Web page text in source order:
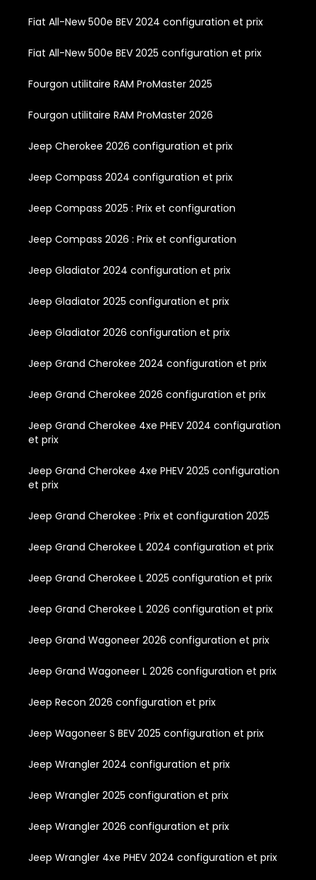
Fiat All-New 500e BEV 2024 configuration et prix
Fiat All-New 500e BEV 2025 configuration et prix
Fourgon utilitaire RAM ProMaster 2025
Fourgon utilitaire RAM ProMaster 2026
Jeep Cherokee 2026 configuration et prix
Jeep Compass 2024 configuration et prix
Jeep Compass 2025 : Prix et configuration
Jeep Compass 2026 : Prix et configuration
Jeep Gladiator 2024 configuration et prix
Jeep Gladiator 2025 configuration et prix
Jeep Gladiator 2026 configuration et prix
Jeep Grand Cherokee 2024 configuration et prix
Jeep Grand Cherokee 2026 configuration et prix
Jeep Grand Cherokee 4xe PHEV 2024 configuration
et prix
Jeep Grand Cherokee 4xe PHEV 2025 configuration
et prix
Jeep Grand Cherokee : Prix et configuration 2025
Jeep Grand Cherokee L 2024 configuration et prix
Jeep Grand Cherokee L 2025 configuration et prix
Jeep Grand Cherokee L 2026 configuration et prix
Jeep Grand Wagoneer 2026 configuration et prix
Jeep Grand Wagoneer L 2026 configuration et prix
Jeep Recon 2026 configuration et prix
Jeep Wagoneer S BEV 2025 configuration et prix
Jeep Wrangler 2024 configuration et prix
Jeep Wrangler 2025 configuration et prix
Jeep Wrangler 2026 configuration et prix
Jeep Wrangler 4xe PHEV 2024 configuration et prix